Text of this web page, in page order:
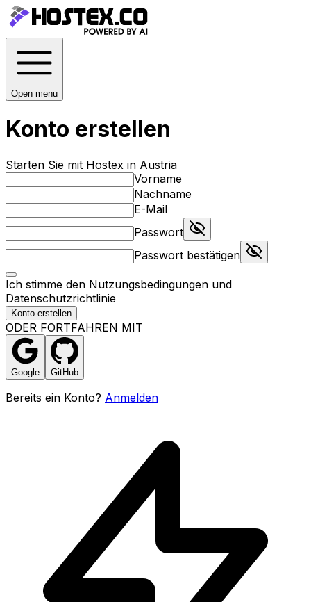
Open menu
Konto erstellen
Starten Sie mit Hostex in Austria
Vorname
Nachname
E-Mail
Passwort
Passwort bestätigen
Ich stimme den Nutzungsbedingungen und
Datenschutzrichtlinie
Konto erstellen
ODER FORTFAHREN MIT
Google GitHub
Bereits ein Konto? Anmelden